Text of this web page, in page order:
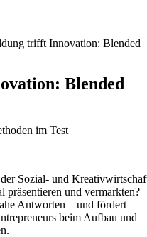
trifft Innovation: Blended
Blended
im Test
Sozial- und
präsentieren und vermarkten?
Antworten – und fördert
beim Aufbau und